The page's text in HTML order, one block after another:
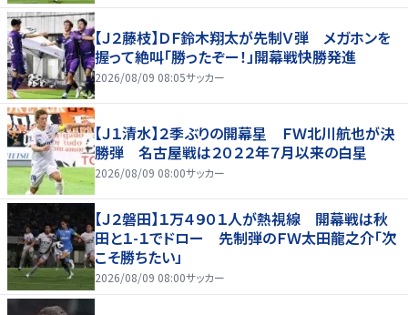
【Ｊ２藤枝】ＤＦ鈴木翔太が先制Ｖ弾 メガホンを
握って絶叫「勝ったぞー！」開幕戦快勝発進
2026/08/09 08:05サッカー
【Ｊ１清水】２季ぶりの開幕星 ＦＷ北川航也が決
勝弾 名古屋戦は２０２２年７月以来の白星
2026/08/09 08:00サッカー
【Ｊ２磐田】１万４９０１人が熱視線 開幕戦は秋
田と１-１でドロー 先制弾のＦＷ太田龍之介「次
こそ勝ちたい」
2026/08/09 08:00サッカー